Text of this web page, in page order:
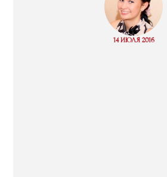
“
14 ИЮЛЯ 2016
Read